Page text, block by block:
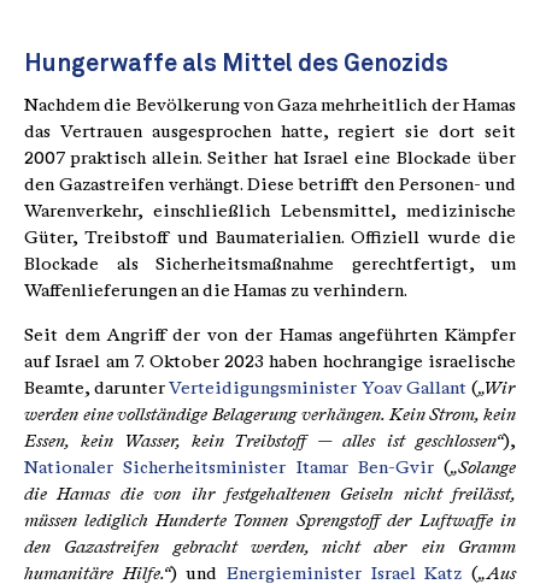
Hungerwaffe als Mittel des Genozids
Nachdem die Bevölkerung von Gaza mehrheitlich der Hamas
das Vertrauen ausgesprochen hatte, regiert sie dort seit
2007 praktisch allein. Seither hat Israel eine Blockade über
den Gazastreifen verhängt. Diese betrifft den Personen- und
Warenverkehr, einschließlich Lebensmittel, medizinische
Güter, Treibstoff und Baumaterialien. Offiziell wurde die
Blockade als Sicherheitsmaßnahme gerechtfertigt, um
Waffenlieferungen an die Hamas zu verhindern.
Seit dem Angriff der von der Hamas angeführten Kämpfer
auf Israel am 7. Oktober 2023 haben hochrangige israelische
Beamte, darunterVerteidigungsminister Yoav Gallant („Wir
werden eine vollständige Belagerung verhängen. Kein Strom, kein
Essen, kein Wasser, kein Treibstoff — alles ist geschlossen“),
Nationaler Sicherheitsminister Itamar Ben-Gvir(„Solange
die Hamas die von ihr festgehaltenen Geiseln nicht freilässt,
müssen lediglich Hunderte Tonnen Sprengstoff der Luftwaffe in
den Gazastreifen gebracht werden, nicht aber ein Gramm
humanitäre Hilfe.“) undEnergieminister Israel Katz („Aus